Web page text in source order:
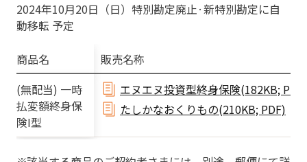
2024年10月20日（日）特別勘定廃止·新特別勘定に自
動移転 予定
商品名
販売名称
(無配当) 一時
払変額終身保
険I型
エヌエヌ投資型終身保険(182KB; PDF)
たしかなおくりもの(210KB; PDF)